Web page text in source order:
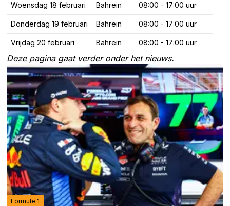
Woensdag 18 februari Bahrein 08:00 - 17:00 uur
Donderdag 19 februari Bahrein 08:00 - 17:00 uur
Vrijdag 20 februari Bahrein 08:00 - 17:00 uur
Deze pagina gaat verder onder het nieuws.
Formule 1